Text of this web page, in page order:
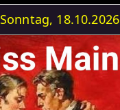
Sonntag, 18.10.2026